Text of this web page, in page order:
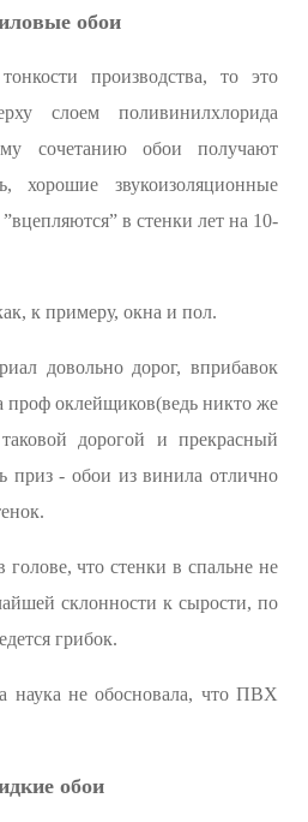
обои
производства, то это
слоем поливинилхлорида
сочетанию обои получают
хорошие звукоизоляционные
в стенки лет на 10-
к примеру, окна и пол.
довольно дорог, вприбавок
проф оклейщиков(ведь никто же
дорогой и прекрасный
приз - обои из винила отлично
что стенки в спальне не
склонности к сырости, по
грибок.
наука не обосновала, что ПВХ
обои